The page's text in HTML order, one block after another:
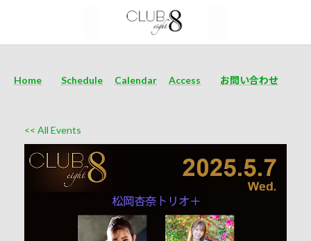
Home Schedule Calendar Access お問い合わせ
<< All Events